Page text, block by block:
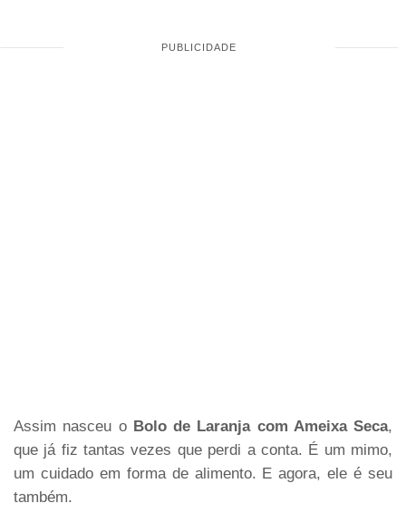
Assim nasceu o Bolo de Laranja com Ameixa Seca,
que já fiz tantas vezes que perdi a conta. É um mimo,
um cuidado em forma de alimento. E agora, ele é seu
também.